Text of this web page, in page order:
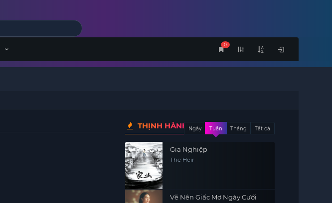
0
THỊNH HÀNHNgày Tuần Tháng Tất cả
Gia Nghiệp
The Heir
Vẽ Nên Giấc Mơ Ngày Cưới